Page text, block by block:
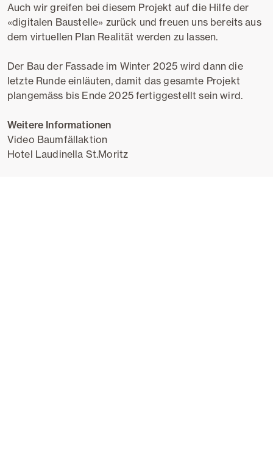
Auch wir greifen bei diesem Projekt auf die Hilfe der
«digitalen Baustelle» zurück und freuen uns bereits aus
dem virtuellen Plan Realität werden zu lassen.
Der Bau der Fassade im Winter 2025 wird dann die
letzte Runde einläuten, damit das gesamte Projekt
plangemäss bis Ende 2025 fertiggestellt sein wird.
Weitere Informationen
Video Baumfällaktion
Hotel Laudinella St.Moritz